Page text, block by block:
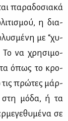
πα­ρα­δο­σια­κά
η δια­
με “χυ­
Το να χρη­σι­μο­
όπως το κρο­
τις πρώ­τες μάρ­
στη μό­δα, ή τα
σε